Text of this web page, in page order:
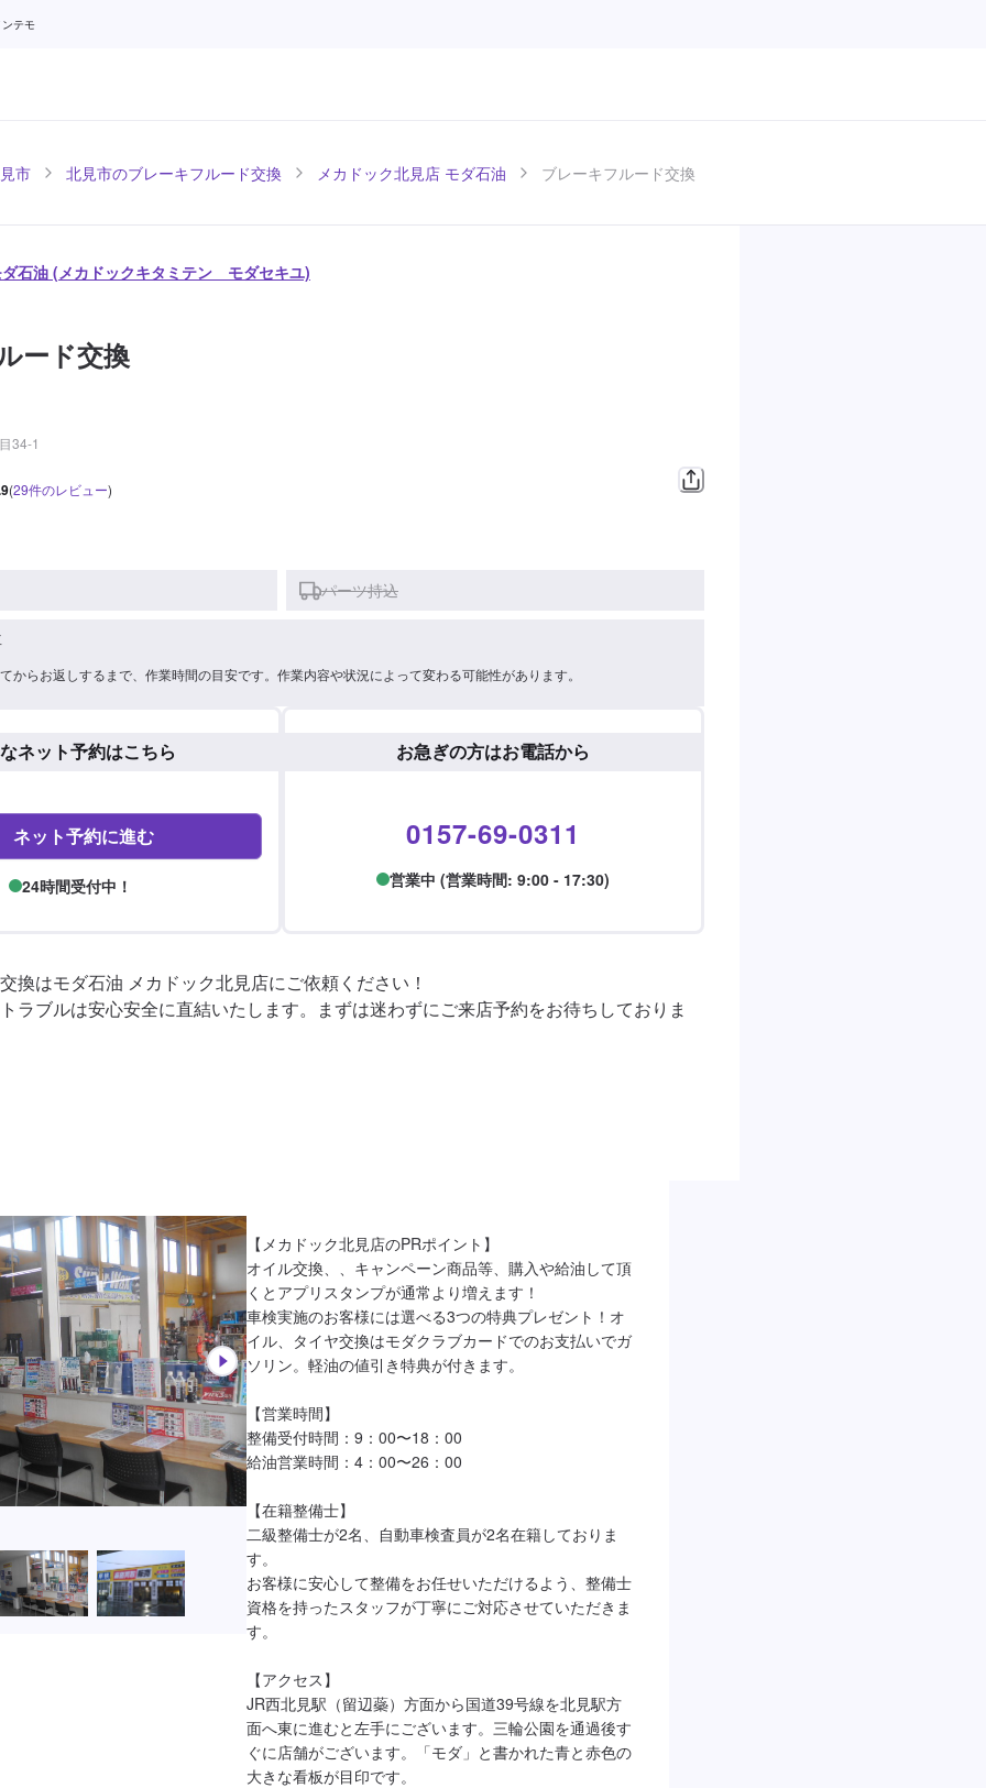
テモ
市 北見市のブレーキフルード交換 メカドック北見店 モダ石油 ブレーキフルード交換
石油 (メカドックキタミテン モダセキユ)
ード交換
34-1
(29件のレビュー)
パーツ持込
からお返しするまで、作業時間の目安です。作業内容や状況によって変わる可能性があります。
ネット予約はこちら
ネット予約に進む
24時間受付中！
お急ぎの方はお電話から
0157-69-0311
営業中 (営業時間: 9:00 - 17:30)
換はモダ石油 メカドック北見店にご依頼ください！
ラブルは安心安全に直結いたします。まずは迷わずにご来店予約をお待ちしておりま
【メカドック北見店のPRポイント】
オイル交換、、キャンペーン商品等、購入や給油して頂
くとアプリスタンプが通常より増えます！
車検実施のお客様には選べる3つの特典プレゼント！オ
イル、タイヤ交換はモダクラブカードでのお支払いでガ
ソリン。軽油の値引き特典が付きます。
【営業時間】
整備受付時間：9：00〜18：00
給油営業時間：4：00〜26：00
【在籍整備士】
二級整備士が2名、自動車検査員が2名在籍しておりま
す。
お客様に安心して整備をお任せいただけるよう、整備士
資格を持ったスタッフが丁寧にご対応させていただきま
す。
【アクセス】
JR西北見駅（留辺蘂）方面から国道39号線を北見駅方
面へ東に進むと左手にございます。三輪公園を通過後す
ぐに店舗がございます。「モダ」と書かれた青と赤色の
大きな看板が目印です。